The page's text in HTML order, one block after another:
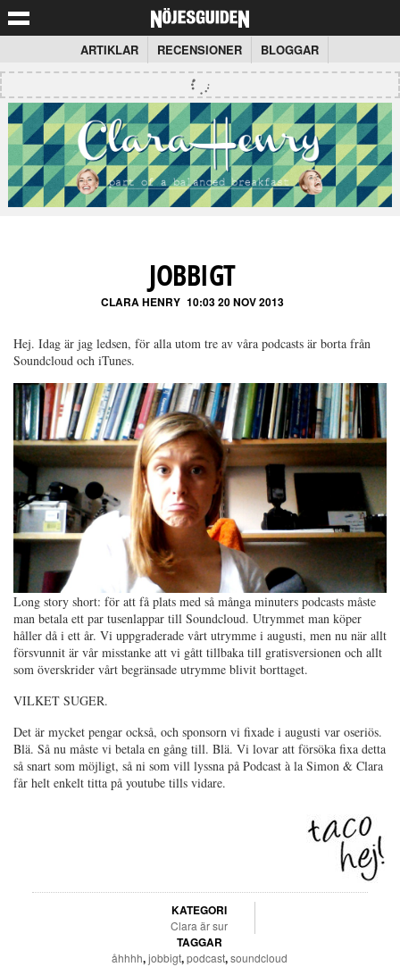
ARTIKLAR RECENSIONER BLOGGAR
JOBBIGT
CLARA HENRY 10:03 20 NOV 2013
Hej. Idag är jag ledsen, för alla utom tre av våra podcasts är borta från
Soundcloud och iTunes.
Long story short: för att få plats med så många minuters podcasts måste
man betala ett par tusenlappar till Soundcloud. Utrymmet man köper
håller då i ett år. Vi uppgraderade vårt utrymme i augusti, men nu när allt
försvunnit är vår misstanke att vi gått tillbaka till gratisversionen och allt
som överskrider vårt begränsade utrymme blivit borttaget.
VILKET SUGER.
Det är mycket pengar också, och sponsorn vi fixade i augusti var oseriös.
Blä. Så nu måste vi betala en gång till. Blä. Vi lovar att försöka fixa detta
så snart som möjligt, så ni som vill lyssna på Podcast à la Simon & Clara
får helt enkelt titta på youtube tills vidare.
KATEGORI
Clara är sur
TAGGAR
åhhhh,jobbigt,podcast,soundcloud